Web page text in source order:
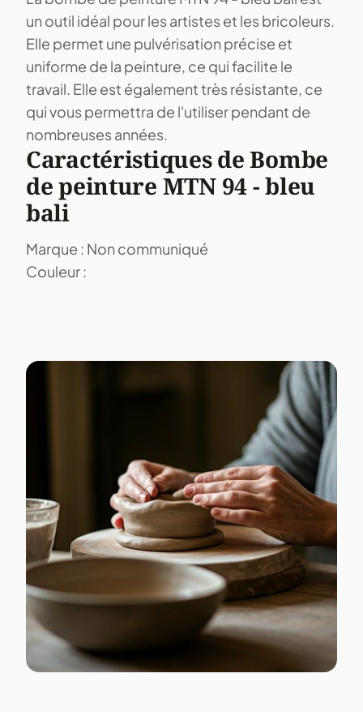
un outil idéal pour les artistes et les bricoleurs.
Elle permet une pulvérisation précise et
uniforme de la peinture, ce qui facilite le
travail. Elle est également très résistante, ce
qui vous permettra de l'utiliser pendant de
nombreuses années.
Caractéristiques de Bombe
de peinture MTN 94 - bleu
bali
Marque : Non communiqué
Couleur :